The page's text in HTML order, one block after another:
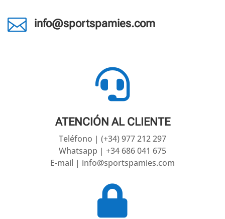
 info@sportspamies.com

ATENCIÓN AL CLIENTE
Teléfono | (+34) 977 212 297
Whatsapp | +34 686 041 675
E-mail | info@sportspamies.com
